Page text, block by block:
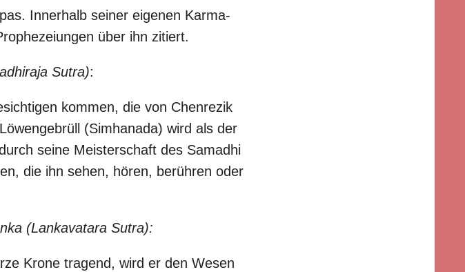
Innerhalb seiner eigenen Karma-
über ihn zitiert.
Sutra):
kommen, die von Chenrezik
(Simhanada) wird als der
seine Meisterschaft des Samadhi
die ihn sehen, hören, berühren oder
(Lankavatara Sutra):
Krone tragend, wird er den Wesen